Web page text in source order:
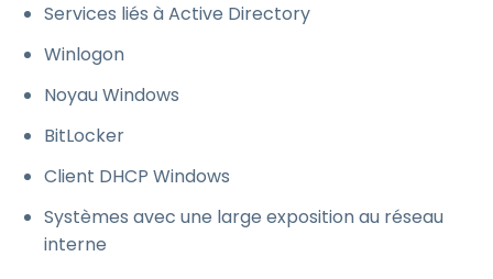
Services liés à Active Directory
Winlogon
Noyau Windows
BitLocker
Client DHCP Windows
Systèmes avec une large exposition au réseau
interne